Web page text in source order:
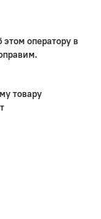
оператору в
товару